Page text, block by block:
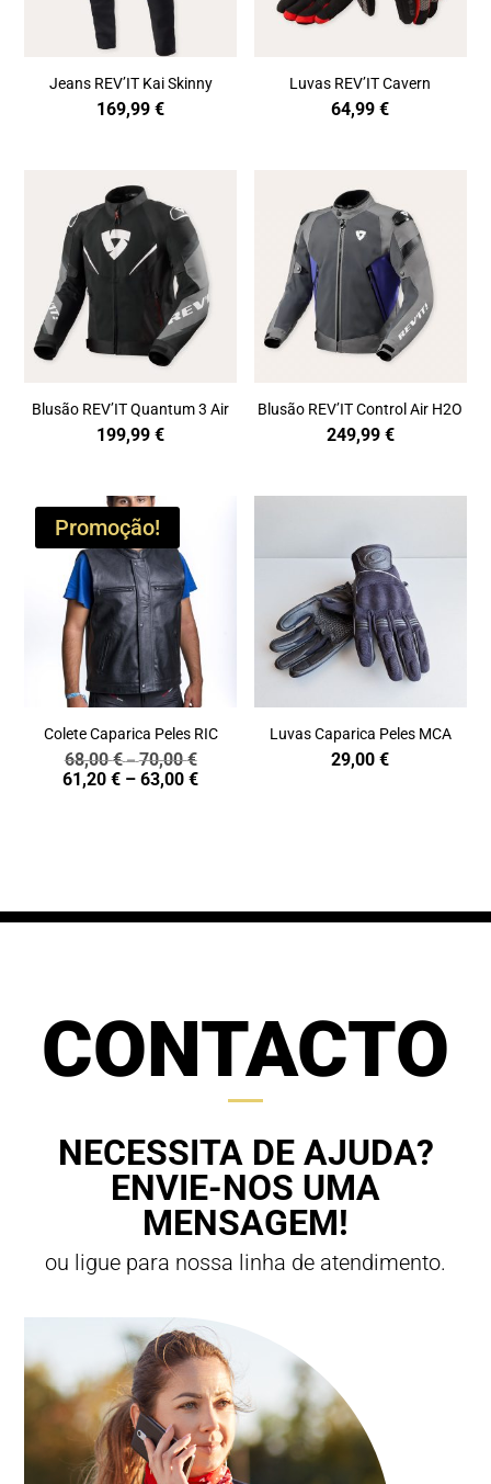
Jeans REV’IT Kai Skinny
169,99€
Luvas REV’IT Cavern
64,99€
Blusão REV’IT Quantum 3 Air
199,99€
Blusão REV’IT Control Air H2O
249,99 €
Promoção!
Colete Caparica Peles RIC
68,00€–70,00€Price
range:
61,20€ – 63,00€Price
Luvas Caparica Peles MCA
29,00€
CONTACTO
NECESSITA DE AJUDA?
ENVIE-NOS UMA
MENSAGEM!
ou ligue para nossa linha de atendimento.